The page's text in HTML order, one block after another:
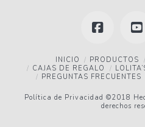
Facebook
INICIO PRODUCTOS
CAJAS DE REGALO
PREGUNTAS FRECUENTES
Política de Privacidad ©2018
derechos